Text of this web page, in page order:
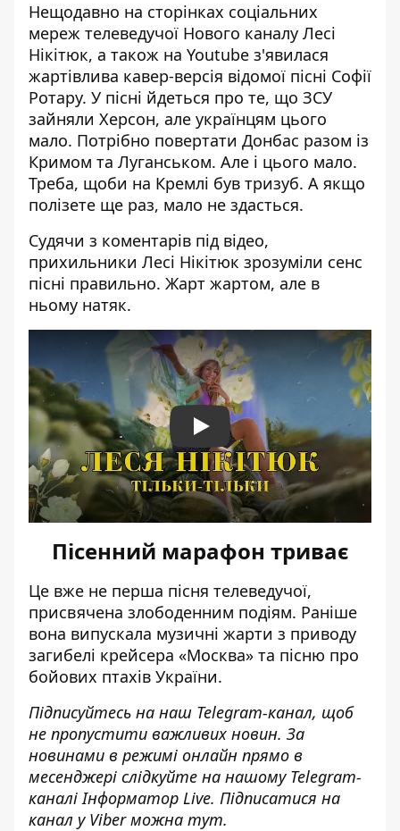
Нещодавно на сторінках соціальних
мереж телеведучої Нового каналу Лесі
Нікітюк, а також на Youtube з'явилася
жартівлива кавер-версія відомої пісні Софії
Ротару. У пісні йдеться про те, що ЗСУ
зайняли Херсон, але українцям цього
мало. Потрібно повертати Донбас разом із
Кримом та Луганськом. Але і цього мало.
Треба, щоби на Кремлі був тризуб. А якщо
полізете ще раз, мало не здасться.
Судячи з коментарів під відео,
прихильники Лесі Нікітюк зрозуміли сенс
пісні правильно. Жарт жартом, але в
ньому натяк.
Play
Пісенний марафон триває
Це вже не перша пісня телеведучої,
присвячена злободенним подіям. Раніше
вона випускала музичні жарти з приводу
загибелі крейсера «Москва» та пісню про
бойових птахів України.
Підписуйтесь на наш Telegram-канал, щоб
не пропустити важливих новин. За
новинами в режимі онлайн прямо в
месенджері слідкуйте на нашому Telegram-
каналіІнформатор Live. Підписатися на
канал у Viber можна тут.